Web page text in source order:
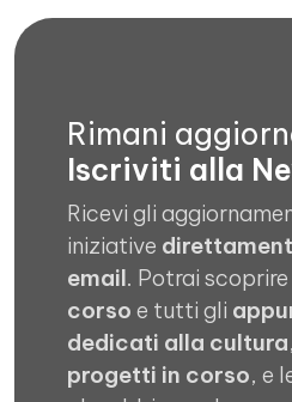
Rimani
Iscriviti alla
Ricevi gli
iniziative
email. Potrai scoprire
corso e tutti gli
dedicati alla cultura
progetti in corso, e